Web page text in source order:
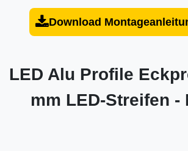
Download
LED Alu Profile
mm LED-Streifen -